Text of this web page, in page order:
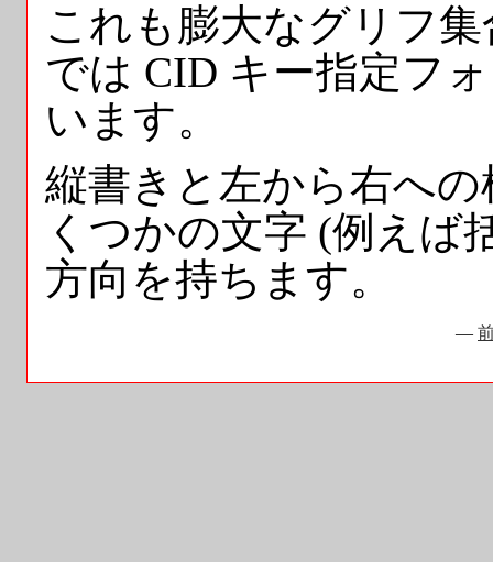
これも膨大なグリフ
では CID キー指定フ
います。
縦書きと左から右へ
くつかの文字 (例えば
方向を持ちます。
—